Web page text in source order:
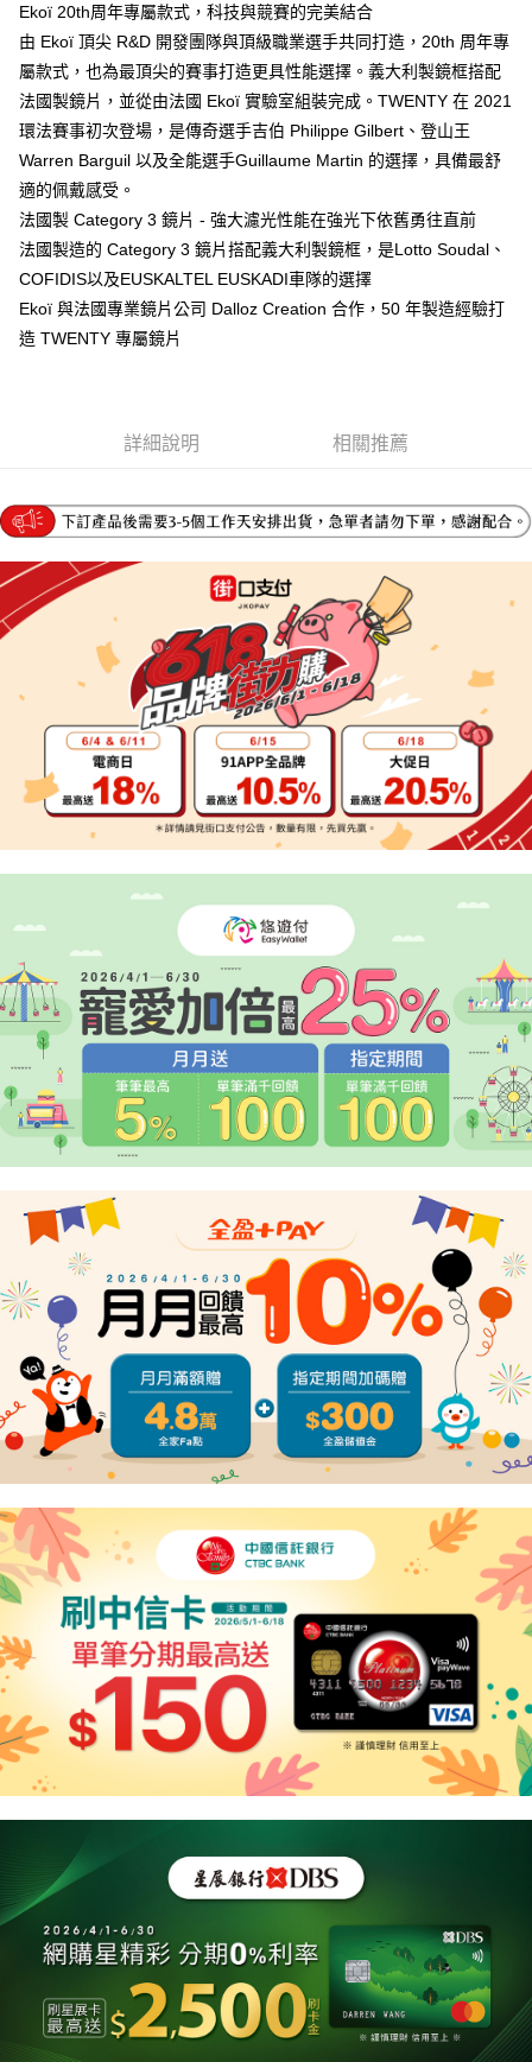
消。如遇「轉專審核」未通過狀況，表示未達大哥付你分期系統評分，恕無
法說明評估內容。
【繳款方式說明】
1.分期款項不併入電信帳單，「大哥付你分期」於每月結算日後寄送繳費提
醒簡訊。
帳／街口支付／iPASS MONEY」等通路繳費。
【注意事項】
1.本服務係由「台灣大哥大股份有限公司」（以下簡稱本公司）所提供，讓
用戶於交易時，得透過本服務購買商品或服務，並由商店將買賣／分期付款
買賣價金債權讓與本公司後，依約使用本公司帳單繳交帳款。
2.基於同意付款使用「大哥付你分期」之契約關係目的，商店將以您的個人
資料（包含姓名、電話或地址）提供予台灣大哥大進項蒐集、處理及利用，
由本公司與您本人進行分期帳單所需資料之確認、核對及更正。
3.完整用戶服務條款，請詳閱以下連結：
２．便利：只要手機號碼，簡訊認證，即可結帳。
３．安心：先確認商品／服務後，再付款。
【「AFTEE先享後付」結帳流程】
１．於結帳方式選擇「AFTEE先享後付」後，將跳轉至「AFTEE先享後付」
結帳頁面，進行簡訊認證並確認金額後，即可完成結帳。
２．訂單成立數日內，您將收到繳費通知簡訊。
３．收到繳費通知簡訊後14天內，點擊此簡訊中的連結，可透過四大超商／
ATM／網路銀行／等多元方式進行付款，方視為交易完成。
※ 請注意：結帳手續完成當下不需立刻繳費，但若您需要取消訂單，請聯絡
購買商品的店家。未經商家同意取消之訂單仍視為有效，需透過AFTEE先享
後付繳納相關費用。
※ 交易是否成功請以「AFTEE先享後付 」之結帳頁面顯示為準，若有關於
是否繳費成功／繳費後需取消欲退款等相關疑問，請聯繫「AFTEE先享後付
客戶支援中心」https://netprotections.freshdesk.com/support/home
２．關於個人資料處理事宜，請瀏覽以下網址：
「AFTEE先享後付」，若未經同意申辦者引起之損失，本公司不負相關責
任。
時審查核予不同之上限額度；若仍有額度不足之情形，本公司將視審查結果
請求用戶進行身份認證。
５．嚴禁一人註冊多個帳號或使用他人資訊註冊。若發現惡意使用之情形，
恩沛科技股份有限公司將有權停止該用戶之使用額度並採取法律行動。
運送方式
宅配
每筆NT$95，滿NT$1,800(含以上)免運費
Ekoï 20th周年專屬款式，科技與競賽的完美結合
由 Ekoï 頂尖 R&D 開發團隊與頂級職業選手共同打造，20th 周年專
屬款式，也為最頂尖的賽事打造更具性能選擇。義大利製鏡框搭配
法國製鏡片，並從由法國 Ekoï 實驗室組裝完成。TWENTY 在 2021
環法賽事初次登場，是傳奇選手吉伯 Philippe Gilbert、登山王
Warren Barguil 以及全能選手Guillaume Martin 的選擇，具備最舒
適的佩戴感受。
法國製 Category 3 鏡片 - 強大濾光性能在強光下依舊勇往直前
法國製造的 Category 3 鏡片搭配義大利製鏡框，是Lotto Soudal、
COFIDIS以及EUSKALTEL EUSKADI車隊的選擇
Ekoï 與法國專業鏡片公司 Dalloz Creation 合作，50 年製造經驗打
造 TWENTY 專屬鏡片
詳細說明 相關推薦